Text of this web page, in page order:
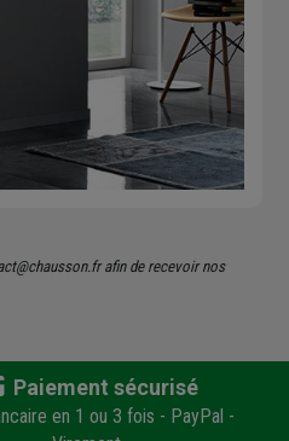
afin de recevoir nos
Paiement sécurisé
en 1 ou 3 fois - PayPal -